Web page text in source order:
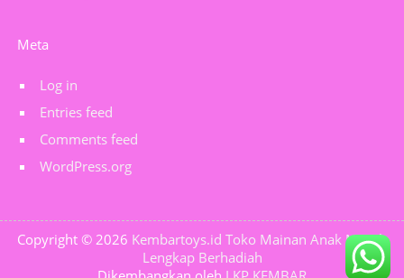
Meta
Log in
Entries feed
Comments feed
WordPress.org
Copyright © 2026 Kembartoys.id Toko Mainan Anak Murah
Lengkap Berhadiah